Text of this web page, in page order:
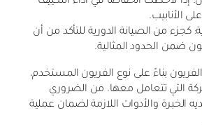
الأنابيب.
كجزء من الصيانة الدورية للتأكد من أن
ضمن الحدود المثالية.
بناءً على نوع الفريون المستخدم،
التي تتعامل معها. من الضروري
الخبرة والأدوات اللازمة لضمان عملية